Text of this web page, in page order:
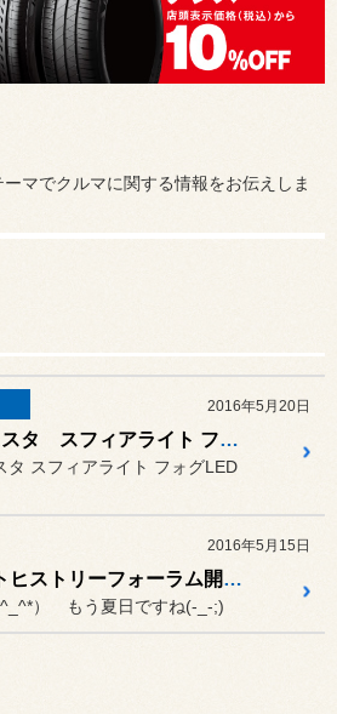
マでクルマに関する情報をお伝えしま
2016年5月20日
18マジェスタ スフィアライト フォグLED
タ スフィアライト フォグLED
2016年5月15日
第6回サクラ・オートヒストリーフォーラム開催！！
） もう夏日ですね(-_-;)